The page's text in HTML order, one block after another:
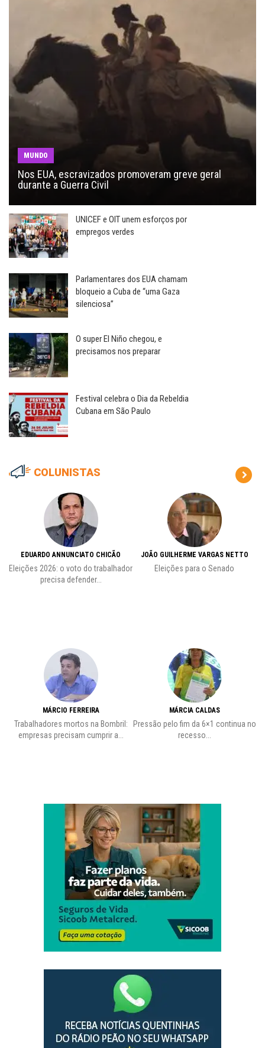
MUNDO
Nos EUA, escravizados promoveram greve geral
durante a Guerra Civil
UNICEF e OIT unem esforços por
empregos verdes
Parlamentares dos EUA chamam
bloqueio a Cuba de “uma Gaza
silenciosa”
O super El Niño chegou, e
precisamos nos preparar
Festival celebra o Dia da Rebeldia
Cubana em São Paulo
COLUNISTAS
EDUARDO ANNUNCIATO CHICÃO
Eleições 2026: o voto do trabalhador
precisa defender...
MÁRCIO FERREIRA
Trabalhadores mortos na Bombril:
empresas precisam cumprir a...
JOÃO GUILHERME VARGAS NETTO
Eleições para o Senado
MÁRCIA CALDAS
Pressão pelo fim da 6×1 continua no
recesso...